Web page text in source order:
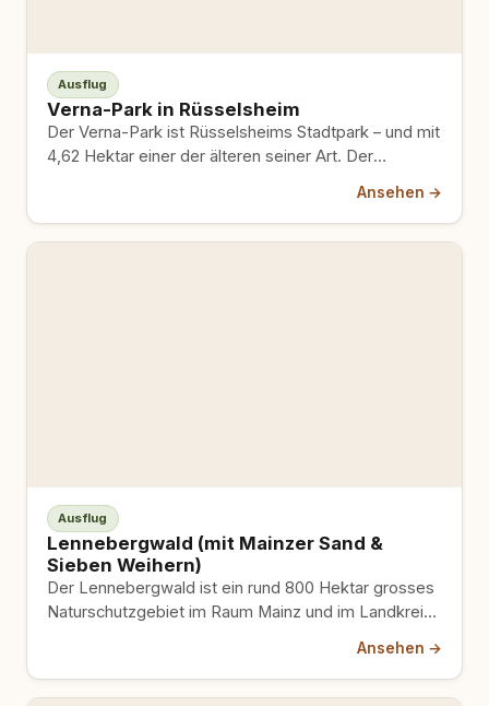
Ausflug
Verna-Park in Rüsselsheim
Der Verna-Park ist Rüsselsheims Stadtpark – und mit
4,62 Hektar einer der älteren seiner Art. Der
Ansehen →
Ausflug
Lennebergwald (mit Mainzer Sand &
Sieben Weihern)
Der Lennebergwald ist ein rund 800 Hektar grosses
Naturschutzgebiet im Raum Mainz und im Landkreis
Ansehen →